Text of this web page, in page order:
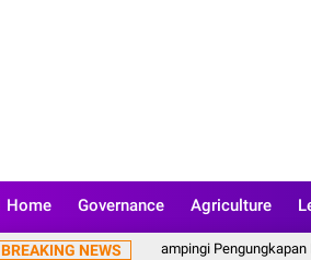
Home Governance Agriculture
BREAKING NEWSBareskrim Dampingi Pengungkapan